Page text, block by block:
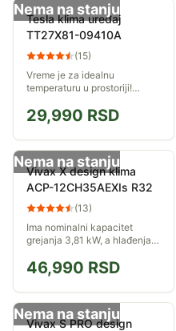
Nema na stanju
Tesla klima uređaj
TT27X81-09410A
(15)
Vreme je za idealnu
temperaturu u prostoriji!
Kapacitet grejanja: 2700 W.
Tip gasa: R410A.
29,990 RSD
Nema na stanju
Vivax X design klima
ACP-12CH35AEXIs R32
(13)
Ima nominalni kapacitet
grejanja 3,81 kW, a hlađenja
46,990 RSD
Nema na stanju
Vivax S PRO design